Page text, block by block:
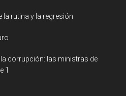
la rutina y la regresión
corrupción: las ministras de
1